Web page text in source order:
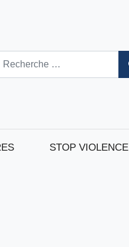
STOP VIOLENCE